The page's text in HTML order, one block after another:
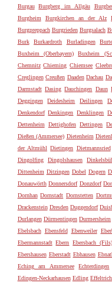
Burgau
Burgberg im Allgäu
Burgheim
Burgkirchen an der Alz
Burgpreppach Burgrieden Burgsalach
Burk
Burkardroth Burladingen
Buxheim (Oberbayern)
Buxheim
Chemnitz Chieming Chiemsee
Creglingen Creußen Daaden Dachau
Darmstadt Dasing Dauchingen Daun
Deggingen
Deidesheim Deilingen
Denkendorf Denkingen Denklingen
Dettenheim
Dettighofen Dettingen
Dießen (Ammersee) Dietenheim
der Altmühl Dietingen Dietmannsried
Dingolfing
Dingolshausen
Dittenheim Ditzingen Dobel Dogern
Donauwörth Donnersdorf Donzdorf
Dornhan Dornstadt Dornstetten
Drackenstein Dresden Duggendorf
Durlangen Dürmentingen Durmersheim
Ebelsbach Ebensfeld Ebenweiler
Ebermannstadt Ebern Ebersbach (Fils)
Ebershausen Eberstadt Ebhausen
Eching am Ammersee
Echterdingen
Edingen-Neckarhausen Edling Effeltrich